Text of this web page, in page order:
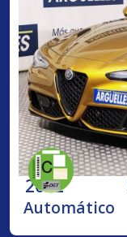
2022
Automático